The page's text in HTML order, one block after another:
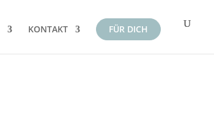
KONTAKT FÜR DICH